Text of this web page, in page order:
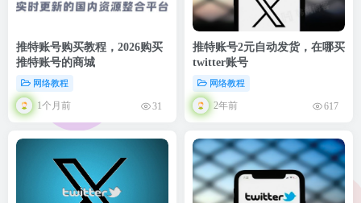
推特账号购买教程，2026购买
推特账号的商城
网络教程
1个月前 31
推特账号2元自动发货，在哪买
twitter账号
网络教程
2年前 617